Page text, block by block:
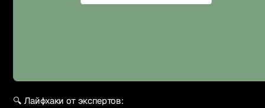
🔍 Лайфхаки от экспертов: